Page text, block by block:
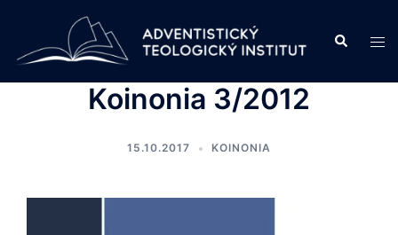
content
Search
Koinonia 3/2012
15.10.2017 KOINONIA